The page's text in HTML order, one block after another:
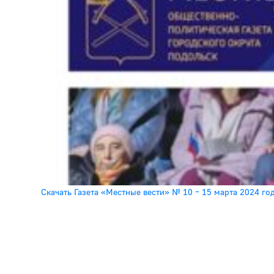
Скачать Газета «Местные вести» № 10 – 15 марта 2024